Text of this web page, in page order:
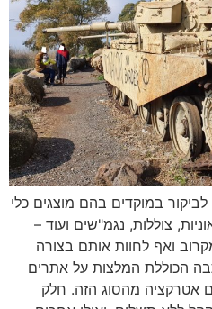
במוקדים בהם מוצגים כלי
צוללות, נגמ"שים ועוד –
ואף לחוות אותם בצורה
הכוללת המלצות על אתרים
מהסוג הזה. חלק